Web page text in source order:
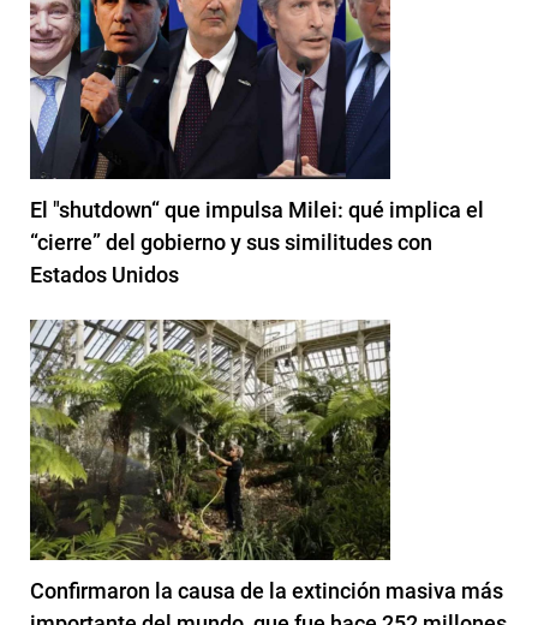
El "shutdown“ que impulsa Milei: qué implica el
“cierre” del gobierno y sus similitudes con
Estados Unidos
Confirmaron la causa de la extinción masiva más